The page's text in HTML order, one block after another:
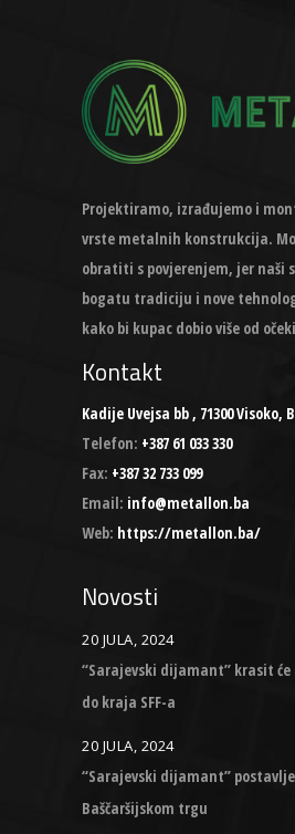
Projektiramo, izrađujemo i
vrste metalnih konstrukcija.
obratiti s povjerenjem, jer naši
bogatu tradiciju i nove
kako bi kupac dobio više od
Kontakt
Kadije Uvejsa bb , 71300 Visoko,
Telefon: +387 61 033 330
Fax: +387 32 733 099
Email: info@metallon.ba
Web: https://metallon.ba/
Novosti
20 JULA, 2024
“Sarajevski dijamant” krasit će
do kraja SFF-a
20 JULA, 2024
“Sarajevski dijamant”
Baščaršijskom trgu